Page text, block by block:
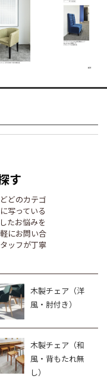
す
どのカテゴ
写っている
たお悩みを
にお問い合
ッフが丁寧
木製チェア（洋
風・肘付き）
木製チェア（和
風・背もたれ無
し）